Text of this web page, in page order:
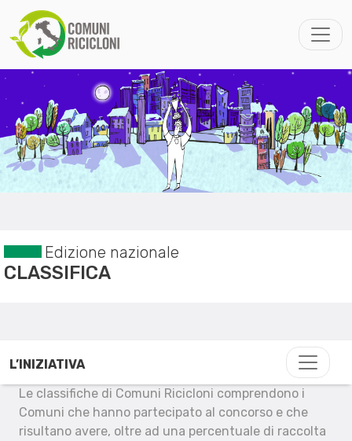
Edizione nazionale
CLASSIFICA
L’INIZIATIVA
Le classifiche di Comuni Ricicloni comprendono i
Comuni che hanno partecipato al concorso e che
risultano avere, oltre ad una percentuale di raccolta